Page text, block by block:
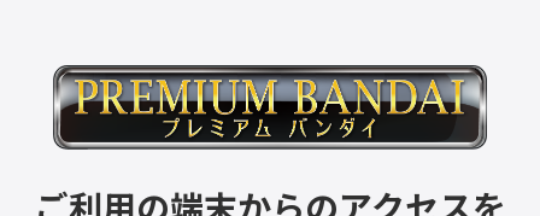
ご利用の端末からのアクセスを